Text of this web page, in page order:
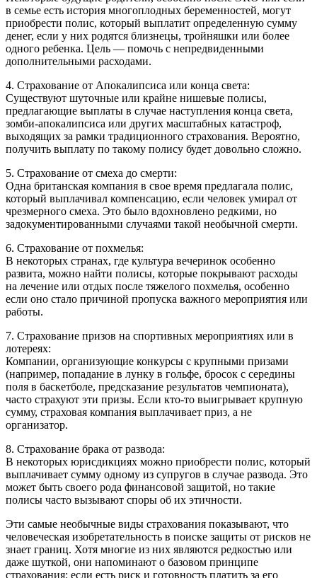
в семье есть история многоплодных беременностей, могут
приобрести полис, который выплатит определенную сумму
денег, если у них родятся близнецы, тройняшки или более
одного ребенка. Цель — помочь с непредвиденными
дополнительными расходами.
4. Страхование от Апокалипсиса или конца света:
Существуют шуточные или крайне нишевые полисы,
предлагающие выплаты в случае наступления конца света,
зомби-апокалипсиса или других масштабных катастроф,
выходящих за рамки традиционного страхования. Вероятно,
получить выплату по такому полису будет довольно сложно.
5. Страхование от смеха до смерти:
Одна британская компания в свое время предлагала полис,
который выплачивал компенсацию, если человек умирал от
чрезмерного смеха. Это было вдохновлено редкими, но
задокументированными случаями такой необычной смерти.
6. Страхование от похмелья:
В некоторых странах, где культура вечеринок особенно
развита, можно найти полисы, которые покрывают расходы
на лечение или отдых после тяжелого похмелья, особенно
если оно стало причиной пропуска важного мероприятия или
работы.
7. Страхование призов на спортивных мероприятиях или в
лотереях:
Компании, организующие конкурсы с крупными призами
(например, попадание в лунку в гольфе, бросок с середины
поля в баскетболе, предсказание результатов чемпионата),
часто страхуют эти призы. Если кто-то выигрывает крупную
сумму, страховая компания выплачивает приз, а не
организатор.
8. Страхование брака от развода:
В некоторых юрисдикциях можно приобрести полис, который
выплачивает сумму одному из супругов в случае развода. Это
может быть своего рода финансовой защитой, но такие
полисы часто вызывают споры об их этичности.
Эти самые необычные виды страхования показывают, что
человеческая изобретательность в поиске защиты от рисков не
знает границ. Хотя многие из них являются редкостью или
даже шуткой, они напоминают о базовом принципе
страхования: если есть риск и готовность платить за его